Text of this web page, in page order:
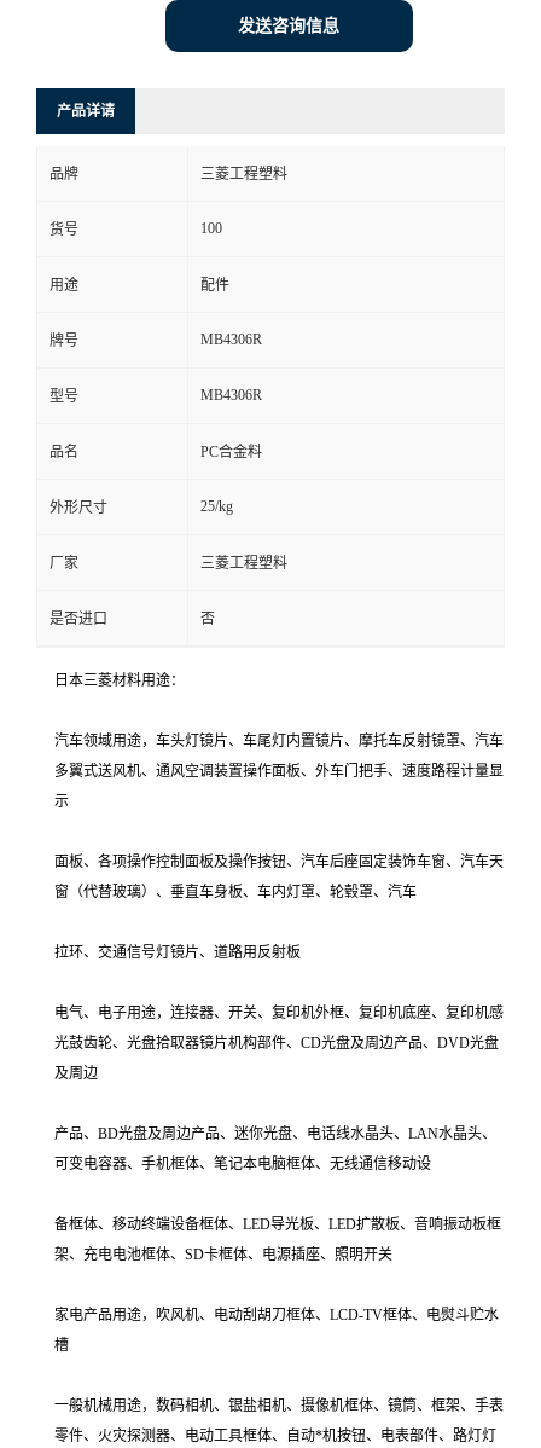
发送咨询信息
产品详请
品牌 三菱工程塑料
货号 100
用途 配件
牌号 MB4306R
型号 MB4306R
品名 PC合金料
外形尺寸 25/kg
厂家 三菱工程塑料
是否进口 否
日本三菱材料用途：
汽车领域用途，车头灯镜片、车尾灯内置镜片、摩托车反射镜罩、汽车
多翼式送风机、通风空调装置操作面板、外车门把手、速度路程计量显
示
面板、各项操作控制面板及操作按钮、汽车后座固定装饰车窗、汽车天
窗（代替玻璃）、垂直车身板、车内灯罩、轮毂罩、汽车
拉环、交通信号灯镜片、道路用反射板
电气、电子用途，连接器、开关、复印机外框、复印机底座、复印机感
光鼓齿轮、光盘拾取器镜片机构部件、CD光盘及周边产品、DVD光盘
及周边
产品、BD光盘及周边产品、迷你光盘、电话线水晶头、LAN水晶头、
可变电容器、手机框体、笔记本电脑框体、无线通信移动设
备框体、移动终端设备框体、LED导光板、LED扩散板、音响振动板框
架、充电电池框体、SD卡框体、电源插座、照明开关
家电产品用途，吹风机、电动刮胡刀框体、LCD-TV框体、电熨斗贮水
槽
一般机械用途，数码相机、银盐相机、摄像机框体、镜筒、框架、手表
零件、火灾探测器、电动工具框体、自动*机按钮、电表部件、路灯灯